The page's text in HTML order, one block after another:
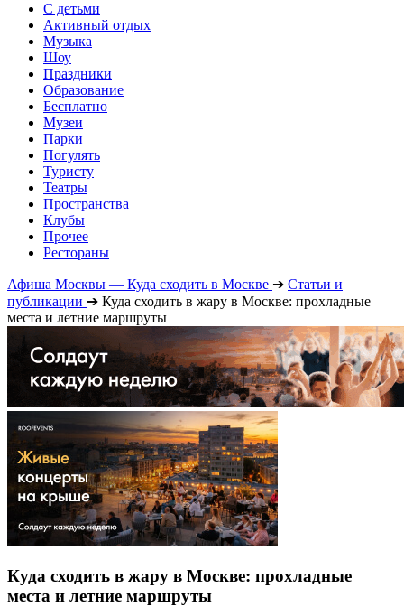
С детьми
Активный отдых
Музыка
Шоу
Праздники
Образование
Бесплатно
Музеи
Парки
Погулять
Туристу
Театры
Пространства
Клубы
Прочее
Рестораны
Афиша Москвы — Куда сходить в Москве ➔ Статьи и
публикации ➔ Куда сходить в жару в Москве: прохладные
места и летние маршруты
Куда сходить в жару в Москве: прохладные
места и летние маршруты